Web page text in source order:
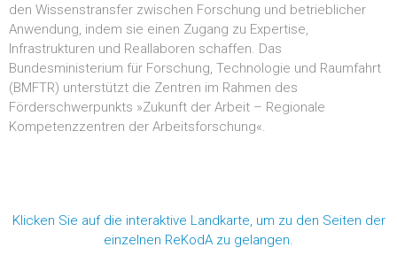
den Wissenstransfer zwischen Forschung und betrieblicher
Anwendung, indem sie einen Zugang zu Expertise,
Infrastrukturen und Reallaboren schaffen. Das
Bundesministerium für Forschung, Technologie und Raumfahrt
(BMFTR) unterstützt die Zentren im Rahmen des
Förderschwerpunkts »Zukunft der Arbeit – Regionale
Kompetenzzentren der Arbeitsforschung«.
Klicken Sie auf die interaktive Landkarte, um zu den Seiten der
einzelnen ReKodA zu gelangen.